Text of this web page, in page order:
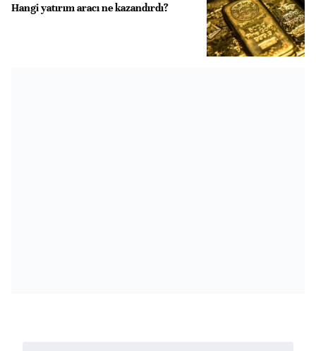
Hangi yatırım aracı ne kazandırdı?